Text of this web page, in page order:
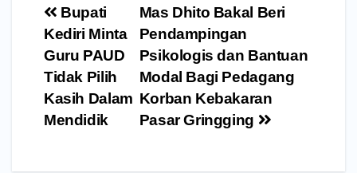
Navigasi
pos
Mas Dhito Bakal Beri
Pendampingan
Psikologis dan Bantuan
Modal Bagi Pedagang
Korban Kebakaran
Pasar Gringging
Bupati
Kediri Minta
Guru PAUD
Tidak Pilih
Kasih Dalam
Mendidik